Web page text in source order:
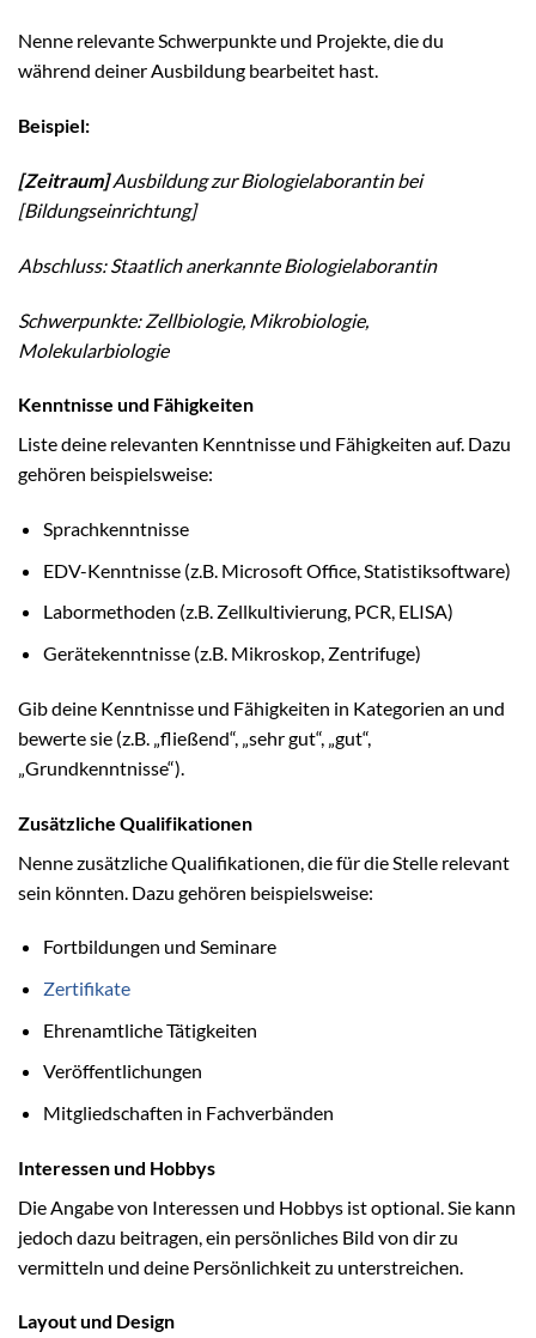
Nenne relevante Schwerpunkte und Projekte, die du
während deiner Ausbildung bearbeitet hast.
Beispiel:
[Zeitraum]Ausbildung zur Biologielaborantin bei
[Bildungseinrichtung]
Abschluss: Staatlich anerkannte Biologielaborantin
Schwerpunkte: Zellbiologie, Mikrobiologie,
Molekularbiologie
Kenntnisse und Fähigkeiten
Liste deine relevanten Kenntnisse und Fähigkeiten auf. Dazu
gehören beispielsweise:
Sprachkenntnisse
EDV-Kenntnisse (z.B. Microsoft Office, Statistiksoftware)
Labormethoden (z.B. Zellkultivierung, PCR, ELISA)
Gerätekenntnisse (z.B. Mikroskop, Zentrifuge)
Gib deine Kenntnisse und Fähigkeiten in Kategorien an und
bewerte sie (z.B. „fließend“, „sehr gut“, „gut“,
„Grundkenntnisse“).
Zusätzliche Qualifikationen
Nenne zusätzliche Qualifikationen, die für die Stelle relevant
sein könnten. Dazu gehören beispielsweise:
Fortbildungen und Seminare
Zertifikate
Ehrenamtliche Tätigkeiten
Veröffentlichungen
Mitgliedschaften in Fachverbänden
Interessen und Hobbys
Die Angabe von Interessen und Hobbys ist optional. Sie kann
jedoch dazu beitragen, ein persönliches Bild von dir zu
vermitteln und deine Persönlichkeit zu unterstreichen.
Layout und Design